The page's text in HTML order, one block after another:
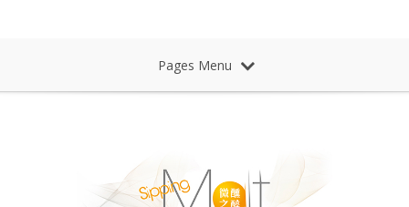
Pages Menu